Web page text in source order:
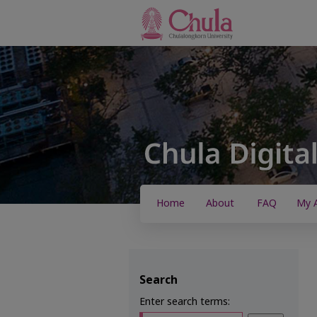
Home About FAQ My
Search
Enter search terms: